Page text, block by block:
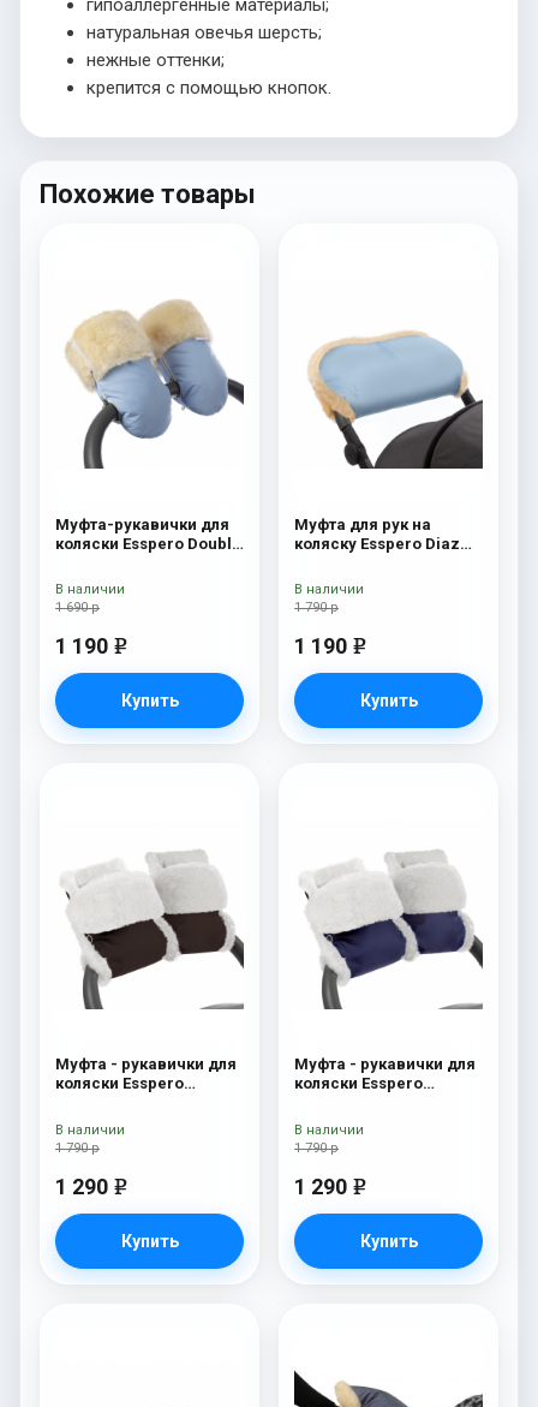
натуральная овечья шерсть;
нежные оттенки;
крепится с помощью кнопок.
Похожие товары
Муфта-рукавички для
коляски Esspero Double
Blue Mountain
1 690 р
1 190 e
Купить
В наличии
Муфта для рук на
коляску Esspero Diaz
Blue Mountain
1 790 р
1 190 e
Купить
В наличии
Муфта - рукавички для
коляски Esspero
шерсть) Chocolat
1 790 р
1 290 e
Купить
В наличии
Муфта - рукавички для
коляски Esspero
шерсть) Navy
1 790 р
1 290 e
Купить
В наличии